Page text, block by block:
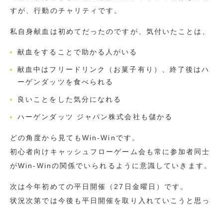
すが、行動のチャリティです。
私自身献血は初めてだったのですが、気付いたことは、
献血をすることで助かる人がいる
献血中はフリードリンク（お菓子有り）、終了後はハ
ーゲンダッツを食べられる
良いことをした気分になれる
ハーゲンダッツ ジャパン株式会社も儲かる
どの角度から見てもWin-Winです。
初心者向けキャッシュフローゲーム会も常に参加者同士
がWin-Winの関係でいられるように意識していきます。
次は今年初めての平日開催（27日金曜日）です。
状況次第では今後も平日開催を取り入れていこうと思っ